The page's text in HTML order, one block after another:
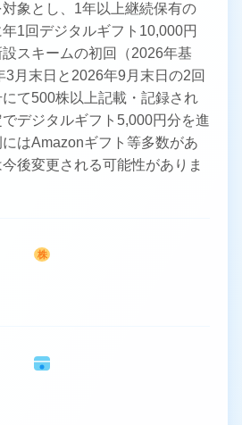
象とし、1年以上継続保有の
1回デジタルギフト10,000円
スキームの初回（2026年基
月末日と2026年9月末日の2回
て500株以上記載・記録され
デジタルギフト5,000円分を進
はAmazonギフト等多数があ
後変更される可能性がありま
株